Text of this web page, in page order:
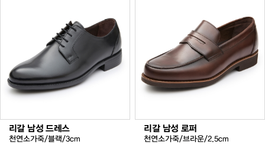
리갈 남성 드레스
천연소가죽/블랙/3cm
리갈 남성 로퍼
천연소가죽/브라운/2.5cm